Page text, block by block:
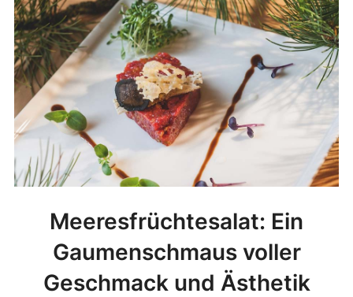
Meeresfrüchtesalat: Ein
Gaumenschmaus voller
Geschmack und Ästhetik